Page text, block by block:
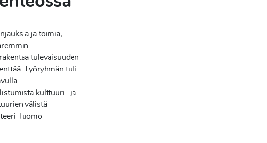
ja toimia,
tulevaisuuden
Työryhmän tuli
kulttuuri- ja
välistä
Tuomo